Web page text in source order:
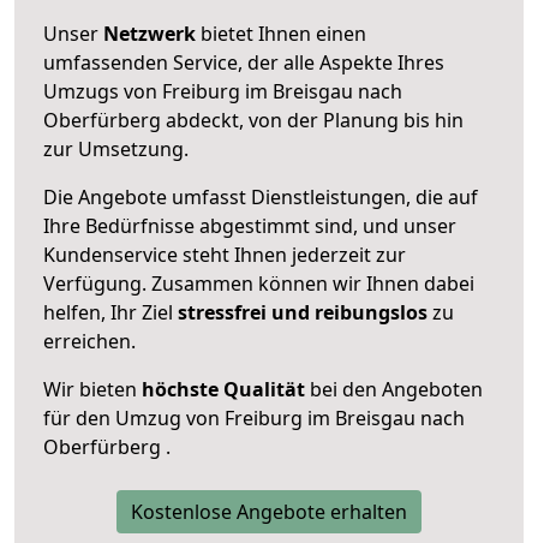
Unser Netzwerk bietet Ihnen einen
umfassenden Service, der alle Aspekte Ihres
Umzugs von Freiburg im Breisgau nach
Oberfürberg abdeckt, von der Planung bis hin
zur Umsetzung.
Die Angebote umfasst Dienstleistungen, die auf
Ihre Bedürfnisse abgestimmt sind, und unser
Kundenservice steht Ihnen jederzeit zur
Verfügung. Zusammen können wir Ihnen dabei
helfen, Ihr Ziel stressfrei und reibungsloszu
erreichen.
Wir bieten höchste Qualität bei den Angeboten
für den Umzug von Freiburg im Breisgau nach
Oberfürberg .
Kostenlose Angebote erhalten